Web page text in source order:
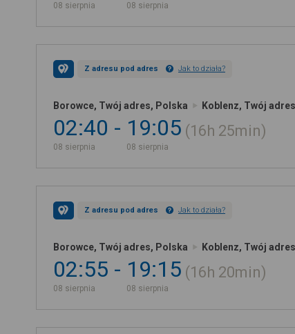
08 sierpnia 08 sierpnia
Z adresu pod adres Jak to działa?
Borowce, Twój adres, Polska Koblenz, Twój
02:40
08 sierpnia
19:05
08 sierpnia
16h 25min
Z adresu pod adres Jak to działa?
Borowce, Twój adres, Polska Koblenz, Twój
02:55
08 sierpnia
19:15
08 sierpnia
16h 20min